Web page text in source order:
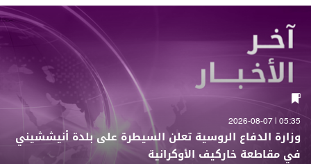
05:35 | 2026-08-07
وزارة الدفاع الروسية تعلن السيطرة على بلدة أنيششيني
في مقاطعة خاركيف الأوكرانية